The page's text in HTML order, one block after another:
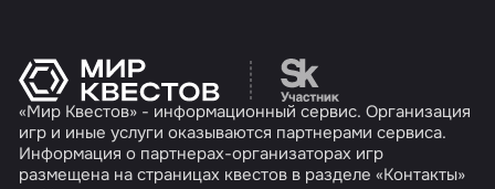
Перейти на сайт
«Мир Квестов» - информационный сервис. Организация
игр и иные услуги оказываются партнерами сервиса.
Информация о партнерах-организаторах игр
размещена на страницах квестов в разделе «Контакты»